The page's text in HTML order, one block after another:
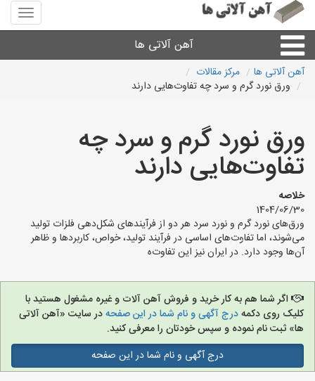
منوی
سایت
آلاتی
آهن آلاتی ها
میلگرد نبشی،مفتول
لوله و اتصالات
سایر آهن آلات
آهن آلاتی های شهرها
آهن آلاتی ها
مرکز مقالات
ورق نورد گرم و سرد چه تفاوت‌هایی دارند
ورق نورد گرم و سرد چه
تفاوت‌هایی دارند
خلاصه
1404/06/30
ورق‌های نورد گرم و نورد سرد هر دو از فرآیندهای شکل‌دهی فلزات تولید
می‌شوند، اما تفاوت‌های اساسی در فرآیند تولید، خواص، کاربردها و ظاهر
آن‌ها وجود دارد. در ایران نیز این تفاوت‌ه
اگر شما هم به کار خرید و فروش آهن آلات و غیره مشغول هستید با
کلیک روی دکمهدرج آگهی و نام شما در این صفحهدر سایت «آهن آلاتی
ها» ثبت نام نموده و سپس خودتان را معرفی کنید.
درج آگهی و نام شما در این صفحه